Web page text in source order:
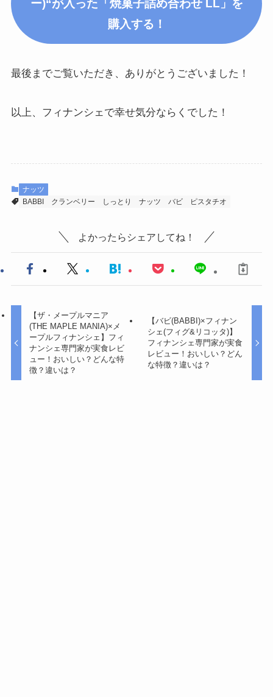
ー)“が入った「焼菓子詰め合わせ LL」を
購入する！
最後までご覧いただき、ありがとうございました！
以上、フィナンシェで幸せ気分ならくでした！
ナッツ
BABBI
クランベリー しっとり ナッツ バビ ピスタチオ
よかったらシェアしてね！
【ザ・メープルマニア
(THE MAPLE MANIA)×メ
ープルフィナンシェ】フィ
ナンシェ専門家が実食レビ
ュー！おいしい？どんな特
徴？違いは？
【バビ(BABBI)×フィナン
シェ(フィグ&リコッタ)】
フィナンシェ専門家が実食
レビュー！おいしい？どん
な特徴？違いは？